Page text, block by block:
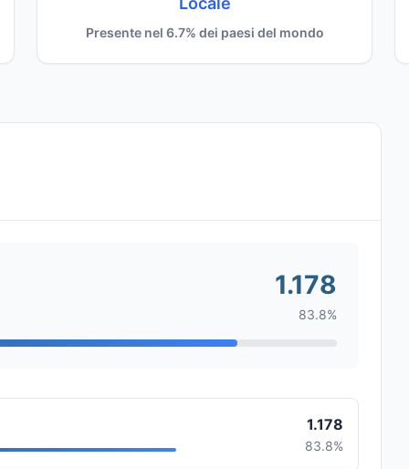
Presente nel 6.7% dei paesi del mondo
1.178
83.8%
1.178
83.8%